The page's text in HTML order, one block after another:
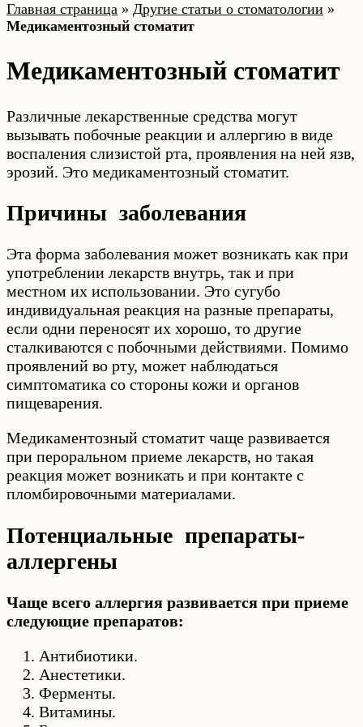
Главная страница » Другие статьи о стоматологии »
Медикаментозный стоматит
Медикаментозный стоматит
Различные лекарственные средства могут
вызывать побочные реакции и аллергию в виде
воспаления слизистой рта, проявления на ней язв,
эрозий. Это медикаментозный стоматит.
Причины заболевания
Эта форма заболевания может возникать как при
употреблении лекарств внутрь, так и при
местном их использовании. Это сугубо
индивидуальная реакция на разные препараты,
если одни переносят их хорошо, то другие
сталкиваются с побочными действиями. Помимо
проявлений во рту, может наблюдаться
симптоматика со стороны кожи и органов
пищеварения.
Медикаментозный стоматит чаще развивается
при пероральном приеме лекарств, но такая
реакция может возникать и при контакте с
пломбировочными материалами.
Потенциальные препараты-
аллергены
Чаще всего аллергия развивается при приеме
следующие препаратов:
Антибиотики.
Анестетики.
Ферменты.
Витамины.